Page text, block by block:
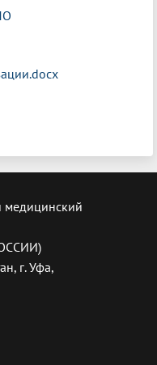
медицинский
г. Уфа,